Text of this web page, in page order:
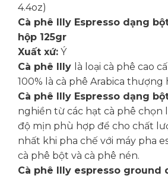
4.4oz)
Cà phê Illy Espresso dạng
hộp 125gr
Xuất xứ:Ý
Cà phê Illy là loại cà phê cao
100% là cà phê Arabica thượng
Cà phê Illy Espresso dạng
nghiền từ các hạt cà phê chọn
độ mịn phù hợp để cho chất
nhất khi pha chế với máy pha
cà phê bột và cà phê nén.
Cà phê Illy espresso ground